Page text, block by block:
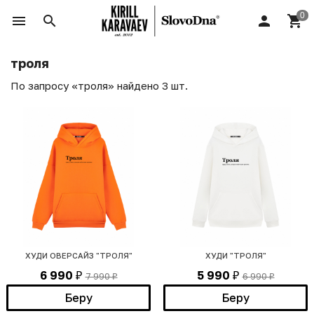
троля
По запросу «троля» найдено 3 шт.
ХУДИ ОВЕРСАЙЗ "ТРОЛЯ"
6 990 ₽ 7 990₽
Беру
ХУДИ "ТРОЛЯ"
5 990 ₽ 6 990₽
Беру